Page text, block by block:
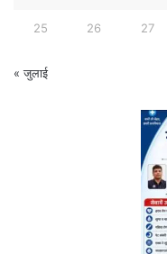
25 26 27
« जुलाई